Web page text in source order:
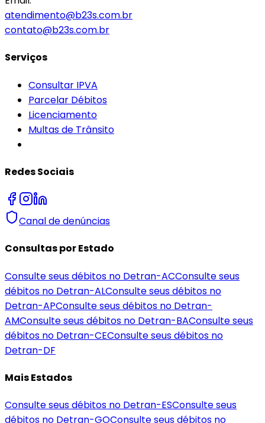
atendimento@b23s.com.br
contato@b23s.com.br
Serviços
Consultar IPVA
Parcelar Débitos
Licenciamento
Multas de Trânsito
Redes Sociais
Canal de denúncias
Consultas por Estado
Consulte seus débitos no Detran-ACConsulte seus
débitos no Detran-ALConsulte seus débitos no
Detran-APConsulte seus débitos no Detran-
AMConsulte seus débitos no Detran-BAConsulte seus
débitos no Detran-CEConsulte seus débitos no
Detran-DF
Mais Estados
Consulte seus débitos no Detran-ESConsulte seus
débitos no Detran-GOConsulte seus débitos no